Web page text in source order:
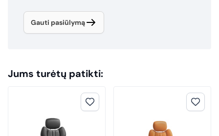
Gauti pasiūlymą
Jums turėtų patikti: